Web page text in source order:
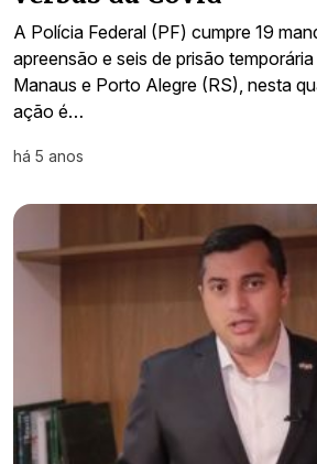
A Polícia Federal (PF) cumpre 19
apreensão e seis de prisão
Manaus e Porto Alegre (RS), nesta
ação é…
há 5 anos